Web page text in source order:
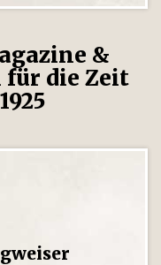
&
für die Zeit